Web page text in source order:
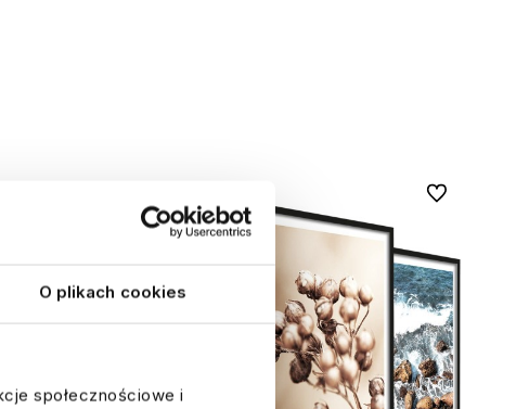
O plikach cookies
społecznościowe i
Do ulubionych